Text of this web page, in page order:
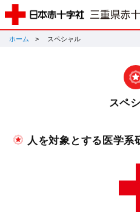
ホーム スペシャル
スペ
人を対象とする医学系